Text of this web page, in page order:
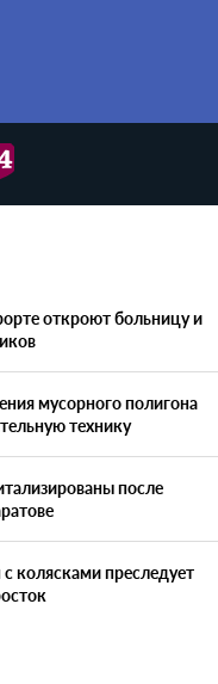
откроют больницу и
мусорного полигона
технику
после
колясками преследует